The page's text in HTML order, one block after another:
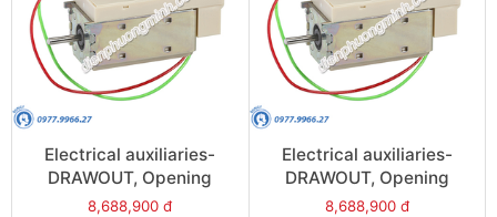
Electrical auxiliaries-
DRAWOUT, Opening
release (MX),
8,688,900 đ
Electrical auxiliaries-
DRAWOUT, Opening
release (MX), 220VAC/DC
8,688,900 đ